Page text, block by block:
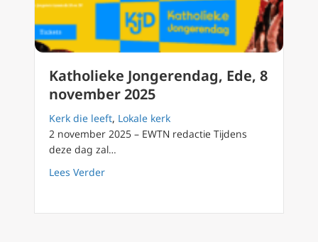
Katholieke Jongerendag, Ede, 8
november 2025
Kerk die leeft, Lokale kerk
2 november 2025 – EWTN redactie Tijdens
deze dag zal…
Lees Verderabout Katholieke Jongerendag, Ede, 8